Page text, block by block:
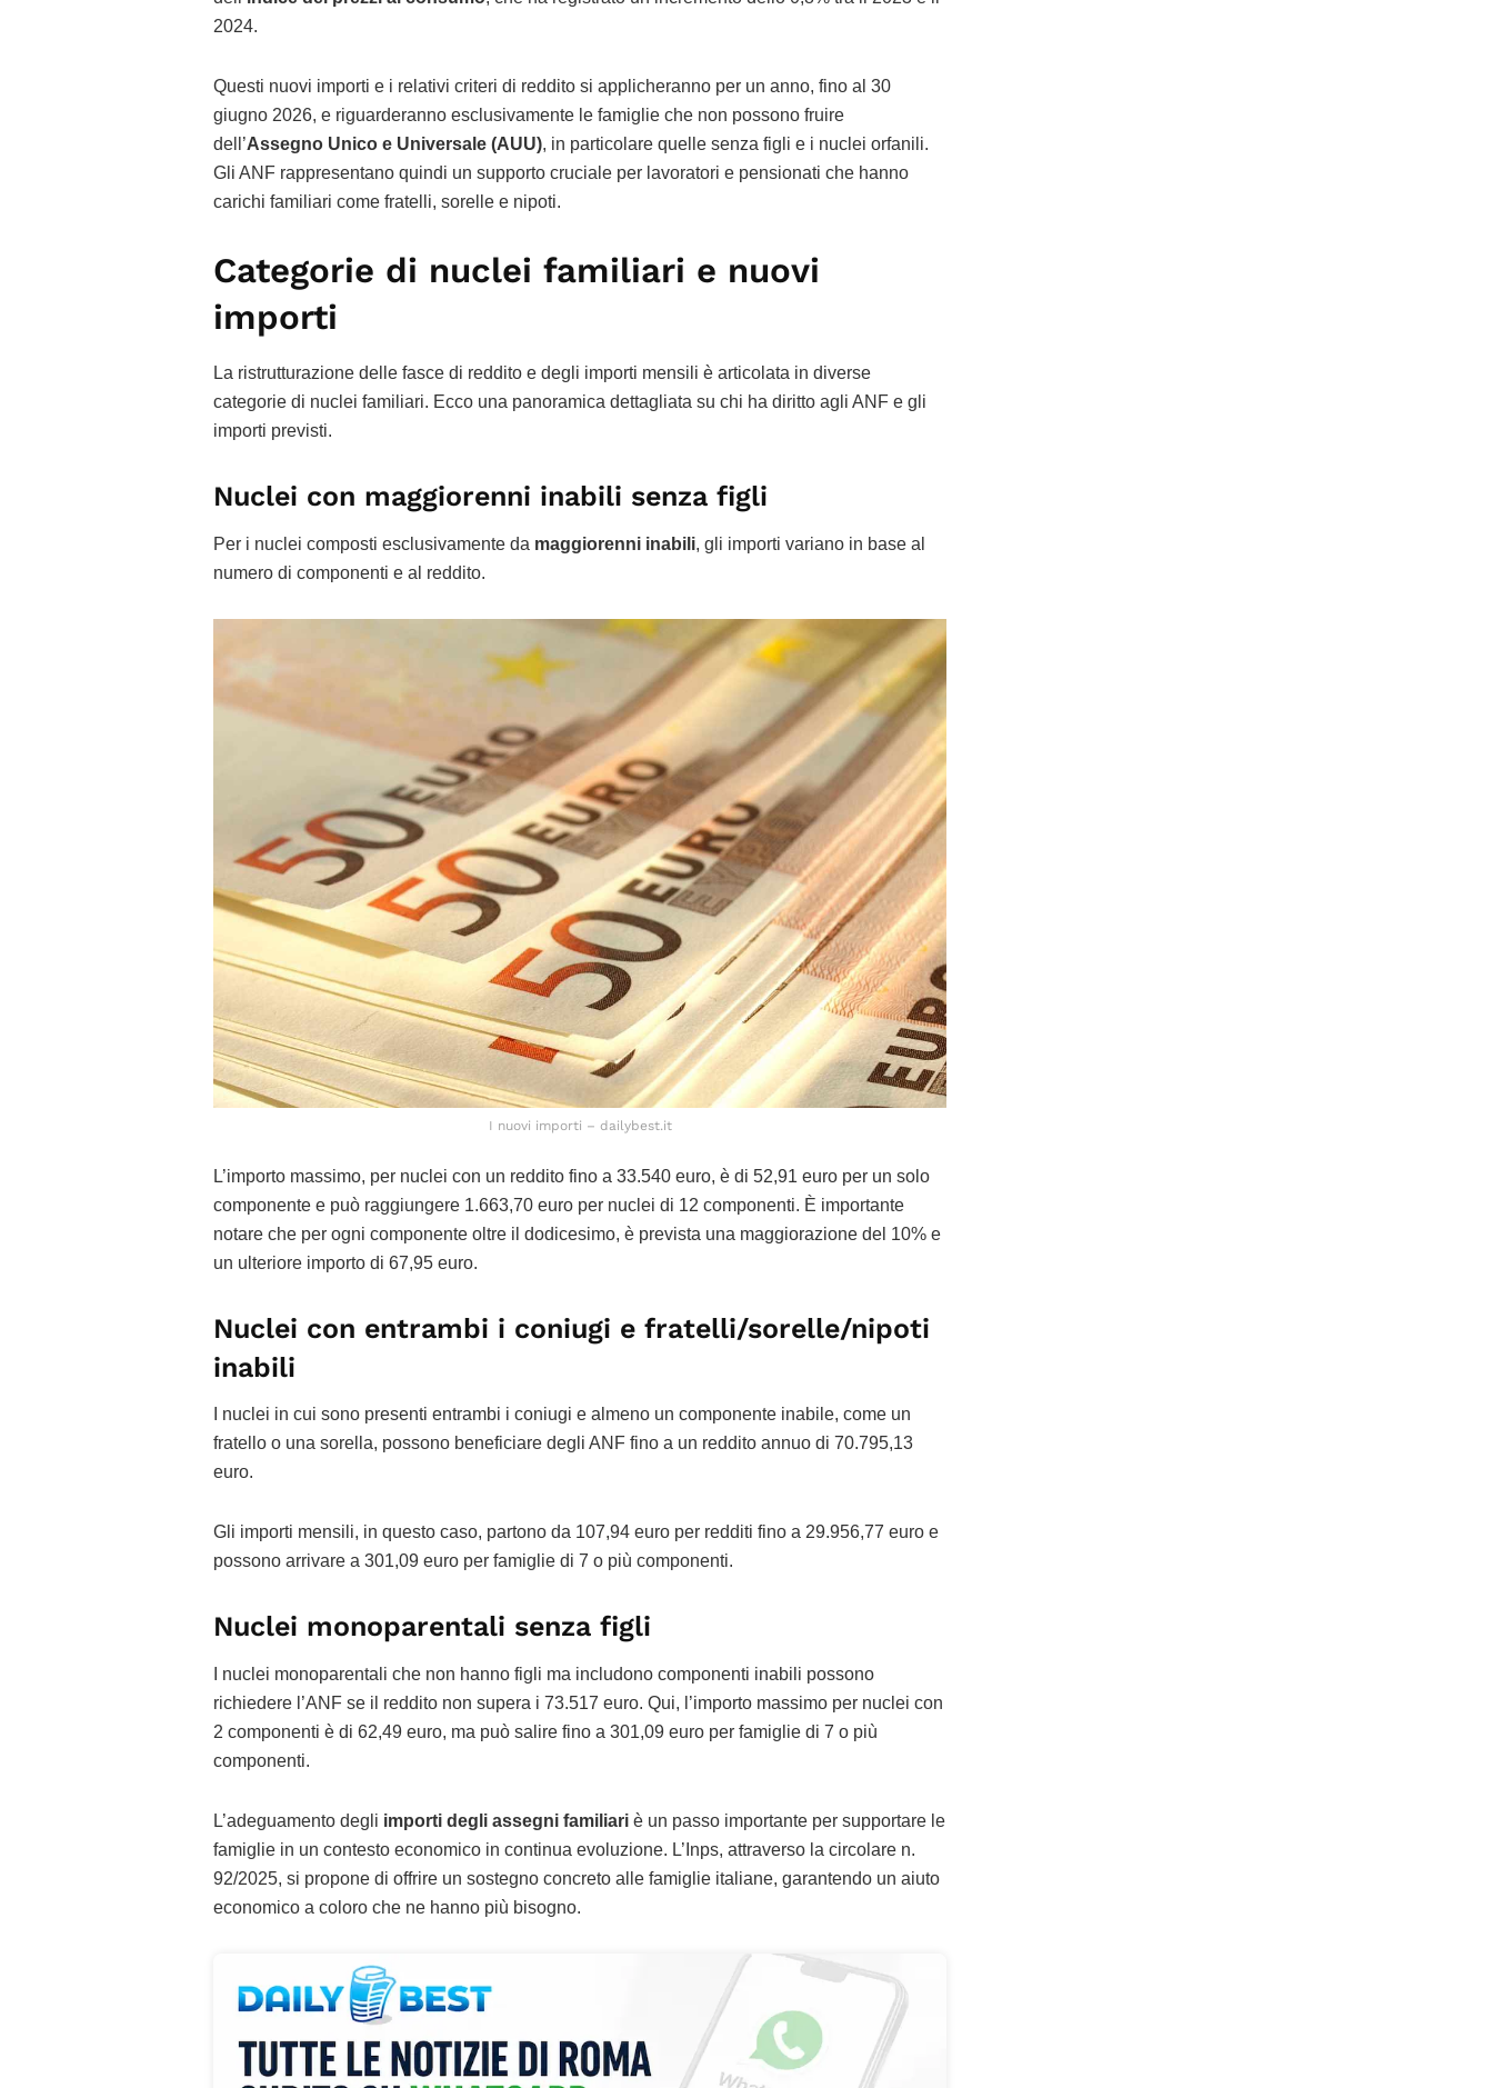
2024.
Questi nuovi importi e i relativi criteri di reddito si applicheranno per un anno, fino al 30
giugno 2026, e riguarderanno esclusivamente le famiglie che non possono fruire
dell’Assegno Unico e Universale (AUU), in particolare quelle senza figli e i nuclei orfanili.
Gli ANF rappresentano quindi un supporto cruciale per lavoratori e pensionati che hanno
carichi familiari come fratelli, sorelle e nipoti.
Categorie di nuclei familiari e nuovi
importi
La ristrutturazione delle fasce di reddito e degli importi mensili è articolata in diverse
categorie di nuclei familiari. Ecco una panoramica dettagliata su chi ha diritto agli ANF e gli
importi previsti.
Nuclei con maggiorenni inabili senza figli
Per i nuclei composti esclusivamente da maggiorenni inabili, gli importi variano in base al
numero di componenti e al reddito.
I nuovi importi – dailybest.it
L’importo massimo, per nuclei con un reddito fino a 33.540 euro, è di 52,91 euro per un solo
componente e può raggiungere 1.663,70 euro per nuclei di 12 componenti. È importante
notare che per ogni componente oltre il dodicesimo, è prevista una maggiorazione del 10% e
un ulteriore importo di 67,95 euro.
Nuclei con entrambi i coniugi e fratelli/sorelle/nipoti
inabili
I nuclei in cui sono presenti entrambi i coniugi e almeno un componente inabile, come un
fratello o una sorella, possono beneficiare degli ANF fino a un reddito annuo di 70.795,13
euro.
Gli importi mensili, in questo caso, partono da 107,94 euro per redditi fino a 29.956,77 euro e
possono arrivare a 301,09 euro per famiglie di 7 o più componenti.
Nuclei monoparentali senza figli
I nuclei monoparentali che non hanno figli ma includono componenti inabili possono
richiedere l’ANF se il reddito non supera i 73.517 euro. Qui, l’importo massimo per nuclei con
2 componenti è di 62,49 euro, ma può salire fino a 301,09 euro per famiglie di 7 o più
componenti.
L’adeguamento degli importi degli assegni familiari è un passo importante per supportare le
famiglie in un contesto economico in continua evoluzione. L’Inps, attraverso la circolare n.
92/2025, si propone di offrire un sostegno concreto alle famiglie italiane, garantendo un aiuto
economico a coloro che ne hanno più bisogno.